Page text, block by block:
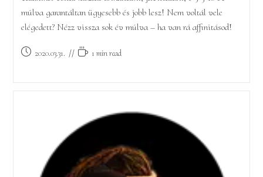
múlva garantáltan ügyesebb és jobb lesz! Nem voltál vele
elégedett? Nézz vissza sok év múlva – ha van rá affinitásod!
Post 2020.03.31.
Reading1 min read